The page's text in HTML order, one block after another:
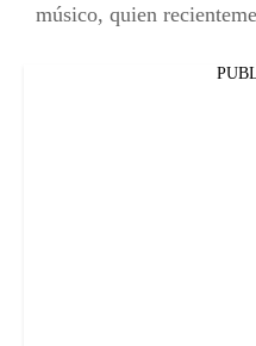
músico, quien